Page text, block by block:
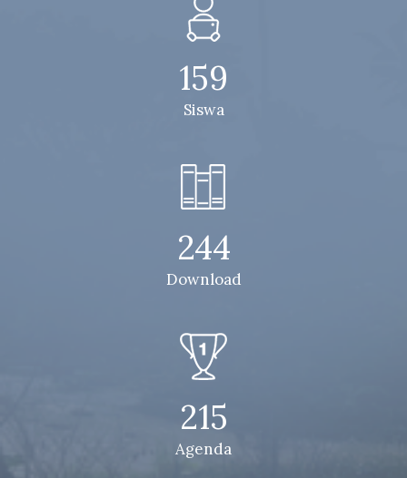
159
Siswa
244
Download
215
Agenda